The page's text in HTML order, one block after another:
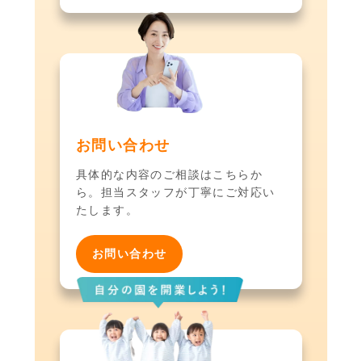
お問い合わせ
具体的な内容のご相談はこちらか
ら。担当スタッフが丁寧にご対応い
たします。
お問い合わせ